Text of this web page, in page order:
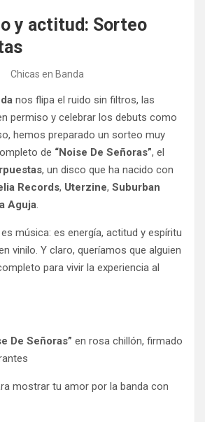
y actitud: Sorteo
Chicas en Banda
nos flipa el ruido sin filtros, las
permiso y celebrar los debuts como
hemos preparado un sorteo muy
de “Noise De Señoras”, el
, un disco que ha nacido con
Records, Uterzine, Suburban
Aguja.
música: es energía, actitud y espíritu
vinilo. Y claro, queríamos que alguien
para vivir la experiencia al
De Señoras” en rosa chillón, firmado
mostrar tu amor por la banda con